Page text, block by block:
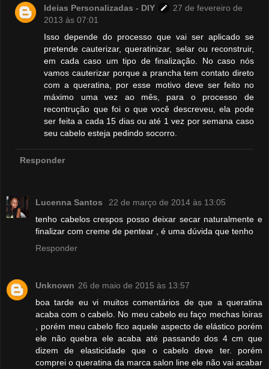
Ideias Personalizadas - DIY
27 de fevereiro de
2013 às 07:01
Isso depende do processo que vai ser aplicado se
pretende cauterizar, queratinizar, selar ou reconstruir,
em cada caso um tipo de finalização. No caso nós
vamos cauterizar porque a prancha tem contato direto
com a queratina, por esse motivo deve ser feito no
máximo uma vez ao mês, para o processo de
recontrução que foi o que você descreveu, ela pode
ser feita a cada 15 dias ou até 1 vez por semana caso
seu cabelo esteja pedindo socorro.
Responder
Lucenna Santos
22 de março de 2014 às 13:05
tenho cabelos crespos posso deixar secar naturalmente e
finalizar com creme de pentear , é uma dúvida que tenho
Responder
Unknown 26 de maio de 2015 às 13:57
boa tarde eu vi muitos comentários de que a queratina
acaba com o cabelo. No meu cabelo eu faço mechas loiras
, porém meu cabelo fico aquele aspecto de elástico porém
ele não quebra ele acaba até passando dos 4 cm que
dizem de elasticidade que o cabelo deve ter. porém
comprei o queratina da marca salon line ele não vai acabar